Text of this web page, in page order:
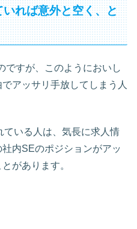
れば意外と空く、と
ですが、このようにおいし
アッサリ手放してしまう人
いる人は、気長に求人情
内SEのポジションがアッ
があります。